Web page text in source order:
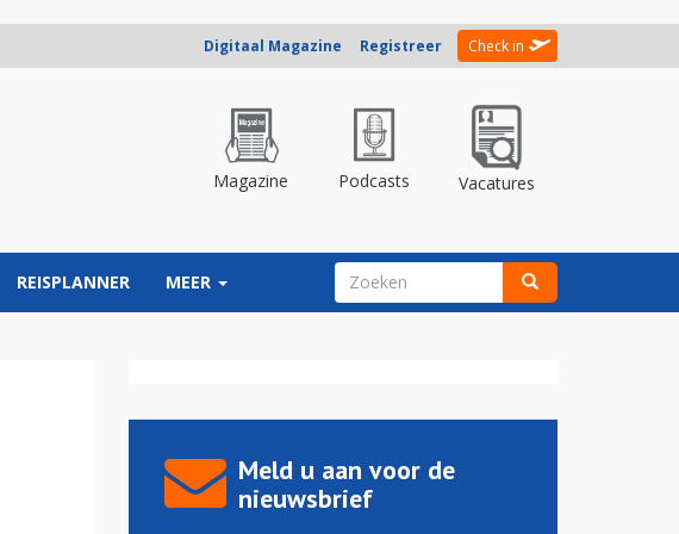
Digitaal Magazine Registreer Check in
Magazine Podcasts Vacatures
REISPLANNER MEER ZOEKVELD
Meld u aan voor de
nieuwsbrief